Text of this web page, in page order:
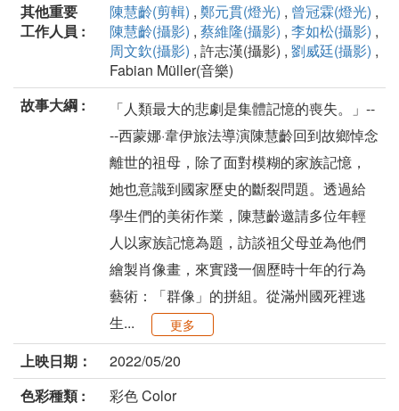
其他重要
工作人員 :
陳慧齡(剪輯) , 鄭元貫(燈光) , 曾冠霖(燈光) ,
陳慧齡(攝影) , 蔡維隆(攝影) , 李如松(攝影) ,
周文欽(攝影) , 許志漢(攝影) , 劉威廷(攝影) ,
Fabian Müller(音樂)
故事大綱 :
「人類最大的悲劇是集體記憶的喪失。」--
--西蒙娜·韋伊旅法導演陳慧齡回到故鄉悼念
離世的祖母，除了面對模糊的家族記憶，
她也意識到國家歷史的斷裂問題。透過給
學生們的美術作業，陳慧齡邀請多位年輕
人以家族記憶為題，訪談祖父母並為他們
繪製肖像畫，來實踐一個歷時十年的行為
藝術：「群像」的拼組。從滿州國死裡逃
生...
更多
上映日期：
2022/05/20
色彩種類 :
彩色 Color